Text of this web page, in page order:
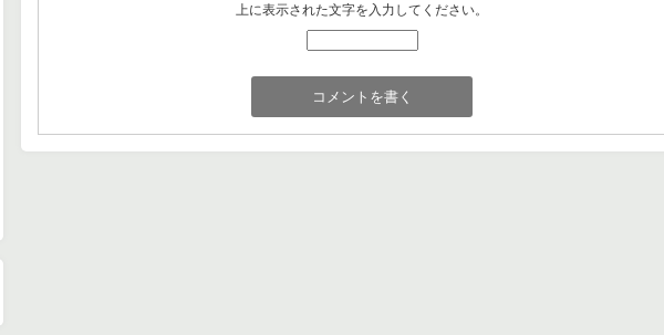
上に表示された文字を入力してください。